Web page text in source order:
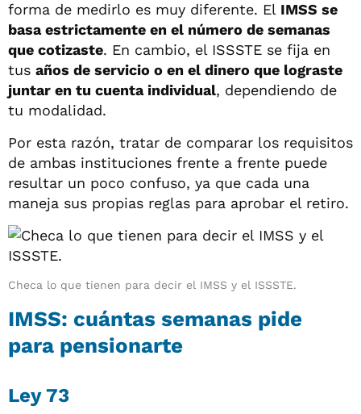
forma de medirlo es muy diferente. El IMSS se
basa estrictamente en el número de semanas
que cotizaste. En cambio, el ISSSTE se fija en
tus años de servicio o en el dinero que lograste
juntar en tu cuenta individual, dependiendo de
tu modalidad.
Por esta razón, tratar de comparar los requisitos
de ambas instituciones frente a frente puede
resultar un poco confuso, ya que cada una
maneja sus propias reglas para aprobar el retiro.
Checa lo que tienen para decir el IMSS y el ISSSTE.
IMSS: cuántas semanas pide
para pensionarte
Ley 73